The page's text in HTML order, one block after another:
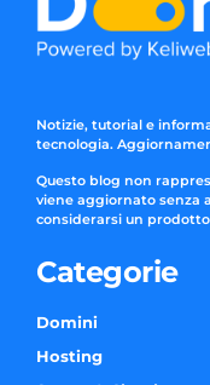
Notizie, tutorial e
tecnologia.
Questo blog non
viene aggiornato senza
considerarsi un prodotto
Categorie
Domini
Hosting